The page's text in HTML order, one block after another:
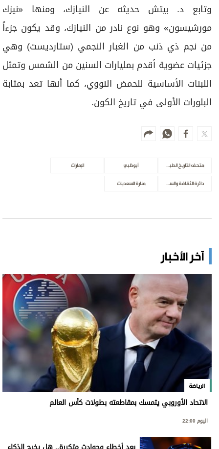
وتابع د. بيتش حديثه عن النيازك، ومنها «نيزك
مورشيسون» وهو نوع نادر من النيازك، وقد يكون جزءاً
من نجم ذي ذنب من الغبار النجمي (ستارديست) وهي
جزئيات عضوية أقدم بمليارات السنين من الشمس وتمثل
اللبنات الأساسية للحمض النووي، كما أنها تعد بمثابة
البلورات الأولى في تاريخ الكون.
متحف التاريخ الطبيعي أبوظبي الإمارات
دائرة الثقافة والسياحة منارة السعديات
آخر الأخبار
الرياضة
الاتحاد الأوروبي يتمسك بمقاطعته بطولات كأس العالم
اليوم 22:00